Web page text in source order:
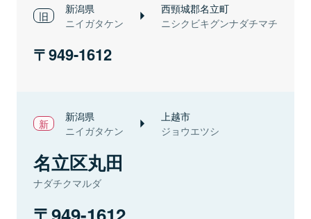
新潟県
ニイガタケン
西頸城郡名立町
ニシクビキグンナダチマチ
949-1612
新潟県
ニイガタケン
上越市
ジョウエツシ
名立区丸田
ナダチクマルダ